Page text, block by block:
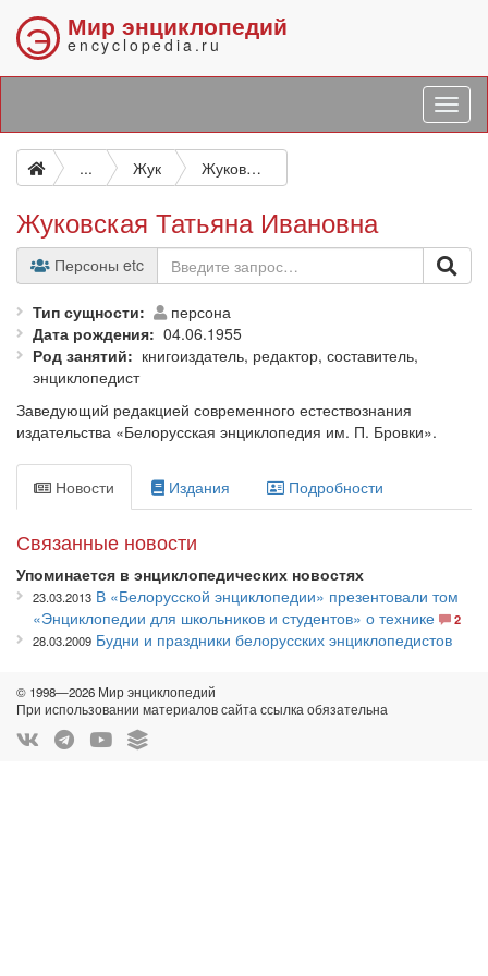
Э Мир энциклопедий
encyclopedia.ru
... Жук Жуковская Татьяна Ивановна
Жуковская Татьяна Ивановна
Персоны etc
Тип сущности
персона
Дата рождения
04.06.1955
Род занятий
книгоиздатель, редактор, составитель,
энциклопедист
Заведующий редакцией современного естествознания
издательства «Белорусская энциклопедия им. П. Бровки».
Новости Издания Подробности
Связанные новости
Упоминается в энциклопедических новостях
23.03.2013 В «Белорусской энциклопедии» презентовали том
«Энциклопедии для школьников и студентов» о технике
2
28.03.2009 Будни и праздники белорусских энциклопедистов
© 1998—2026 Мир энциклопедий
При использовании материалов сайта ссылка обязательна